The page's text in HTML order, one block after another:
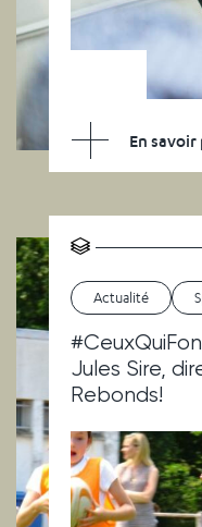
En savoir
Actualité
Jules Sire,
Rebonds!